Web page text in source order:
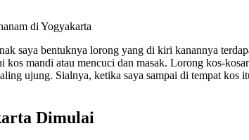
di Yogyakarta
saya bentuknya lorong yang di kiri kanannya
kos mandi atau mencuci dan masak. Lorong kos-
ujung. Sialnya, ketika saya sampai di tempat
Dimulai